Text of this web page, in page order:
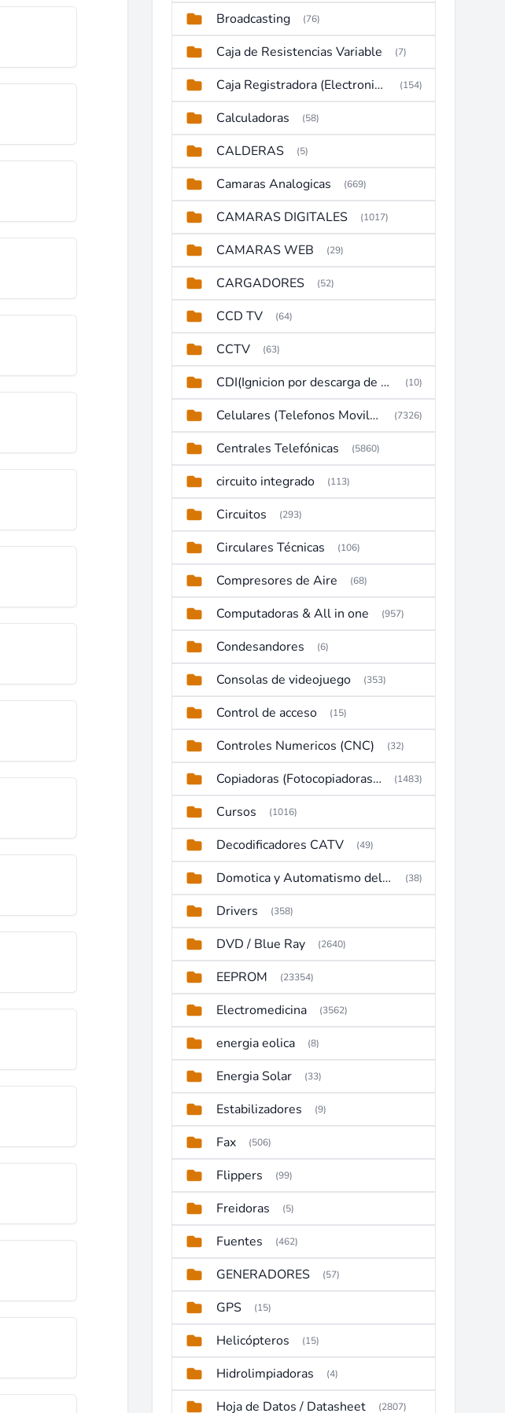
Broadcasting (76)
Caja de Resistencias Variable (7)
Caja Registradora (Electronic Cash Register) (154)
Calculadoras (58)
CALDERAS (5)
Camaras Analogicas (669)
CAMARAS DIGITALES (1017)
CAMARAS WEB (29)
CARGADORES (52)
CCD TV (64)
CCTV (63)
CDI(Ignicion por descarga de capacitor) (10)
Celulares (Telefonos Moviles) (7326)
Centrales Telefónicas (5860)
circuito integrado (113)
Circuitos (293)
Circulares Técnicas (106)
Compresores de Aire (68)
Computadoras & All in one (957)
Condesandores (6)
Consolas de videojuego (353)
Control de acceso (15)
Controles Numericos (CNC) (32)
Copiadoras (Fotocopiadoras, Multifunctions, Ploter, etc) (1483)
Cursos (1016)
Decodificadores CATV (49)
Domotica y Automatismo del hogar (38)
Drivers (358)
DVD / Blue Ray (2640)
EEPROM (23354)
Electromedicina (3562)
energia eolica (8)
Energia Solar (33)
Estabilizadores (9)
Fax (506)
Flippers (99)
Freidoras (5)
Fuentes (462)
GENERADORES (57)
GPS (15)
Helicópteros (15)
Hidrolimpiadoras (4)
Hoja de Datos / Datasheet (2807)